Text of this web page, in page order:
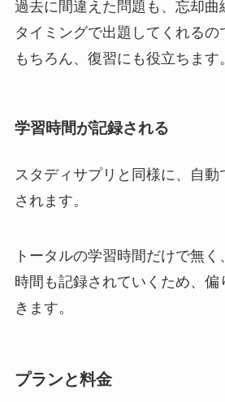
過去に間違えた問題も、忘却曲
タイミングで出題してくれるの
もちろん、復習にも役立ちます。
学習時間が記録される
スタディサプリと同様に、自
されます。
トータルの学習時間だけで無
時間も記録されていくため、偏
きます。
プランと料金